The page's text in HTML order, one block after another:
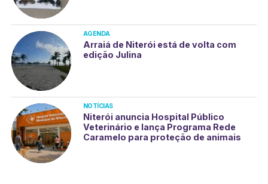
AGENDA
Arraiá de Niterói está de volta com
edição Julina
NOTÍCIAS
Niterói anuncia Hospital Público
Veterinário e lança Programa Rede
Caramelo para proteção de animais